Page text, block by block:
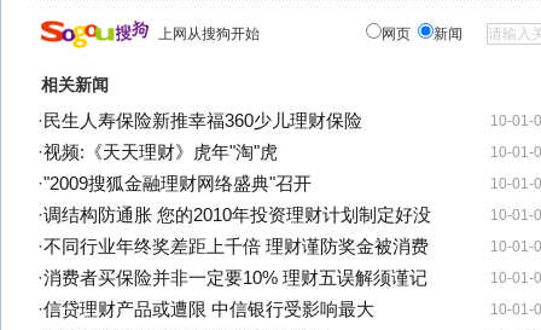
上网从搜狗开始 网页 新闻
相关新闻
10-01-
·民生人寿保险新推幸福360少儿理财保险
10-01-
·视频:《天天理财》虎年"淘"虎
10-01-
·"2009搜狐金融理财网络盛典"召开
10-01-
·调结构防通胀 您的2010年投资理财计划制定好没
10-01-
·不同行业年终奖差距上千倍 理财谨防奖金被消费
10-01-
·消费者买保险并非一定要10% 理财五误解须谨记
10-01-
·信贷理财产品或遭限 中信银行受影响最大